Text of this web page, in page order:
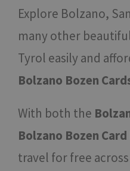
Explore Bolzano,
many other
Tyrol easily and
Bolzano Bozen
With both the
Bolzano Bozen
travel for free